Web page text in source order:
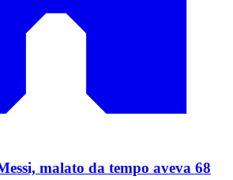
malato da tempo aveva 68